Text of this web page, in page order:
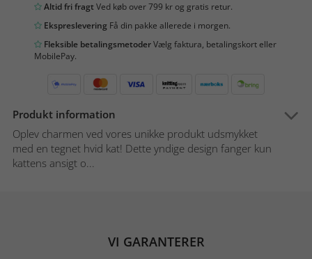
Altid fri fragtVed køb over 799 kr og gratis retur.
Ekspreslevering Få din pakke allerede i morgen.
Fleksible betalingsmetoderVælg faktura, betalingskort eller
MobilePay.
Produkt information
Oplev charmen ved vores unikke produkt udsmykket
med en tegnet hvid kat! Dette yndige design fanger kun
kattens ansigt o...
VI GARANTERER